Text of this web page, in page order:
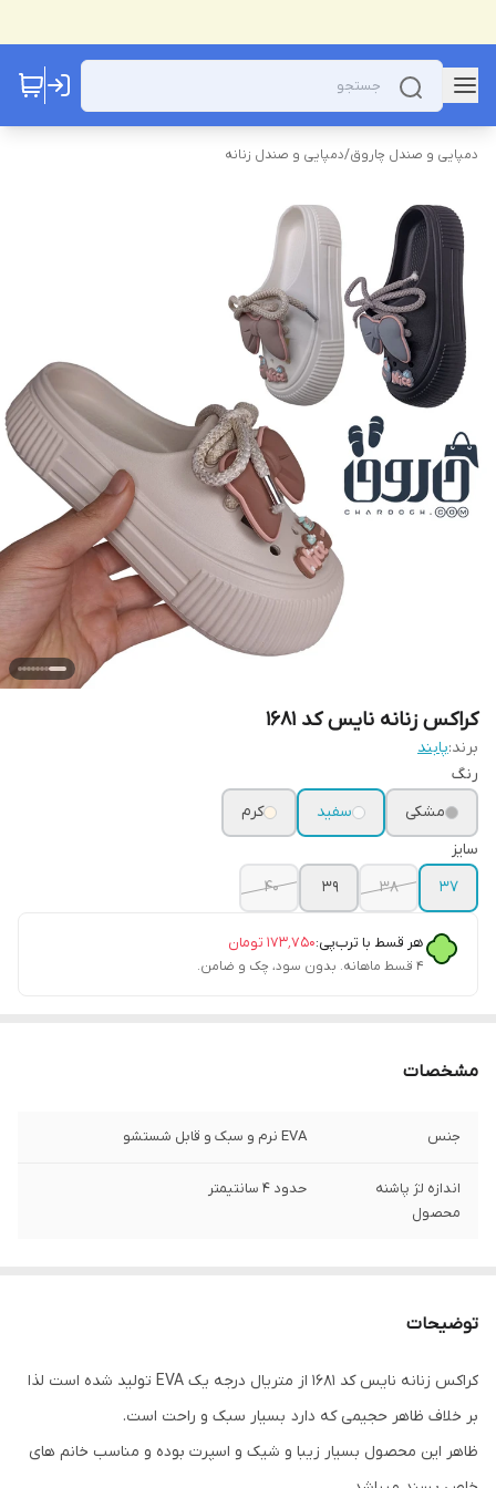
دمپایی و صندل چاروق/دمپایی و صندل زنانه
کراکس زنانه نایس کد 1681
برند:پابند
رنگ
مشکی
سفید
کرم
سایز
37
38
39
40
هر قسط با ترب‌پی:۱۷۳٬۷۵۰ تومان
۴ قسط ماهانه. بدون سود، چک و ضامن.
مشخصات
جنس EVA نرم و سبک و قابل شستشو
اندازه لژ پاشنه
محصول
حدود 4 سانتیمتر
توضیحات
کراکس زنانه نایس کد 1681 از متریال درجه یک EVA تولید شده است لذا
بر خلاف ظاهر حجیمی که دارد بسیار سبک و راحت است.
ظاهر این محصول بسیار زیبا و شیک و اسپرت بوده و مناسب خانم های